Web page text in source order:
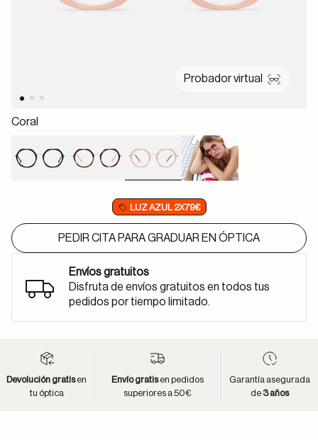
Probador virtual
Coral
LUZ AZUL 2X79€
PEDIR CITA PARA GRADUAR EN ÓPTICA
Envíos gratuitos
Disfruta de envíos gratuitos en todos tus
pedidos por tiempo limitado.
Devolución gratisen
tu óptica
Envío gratisen pedidos
superiores a 50€
Garantía asegurada
de 3 años